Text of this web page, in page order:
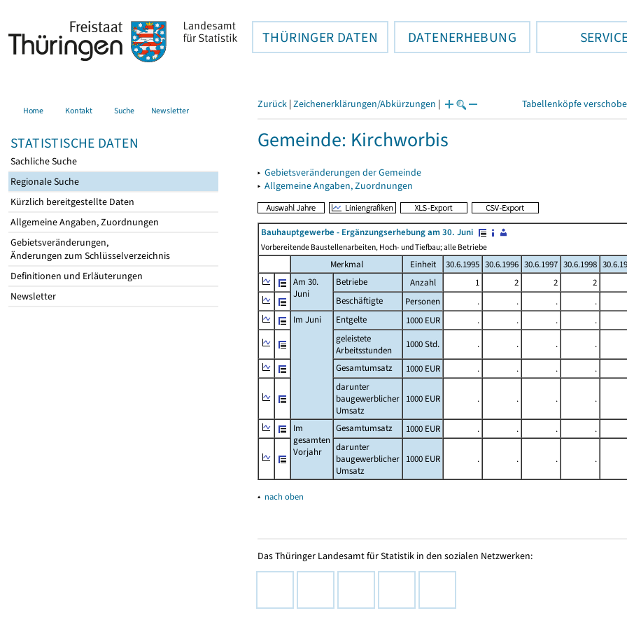
THÜRINGER DATEN DATENERHEBUNG
Home Kontakt Suche Newsletter
STATISTISCHE DATEN
Sachliche Suche
Regionale Suche
Kürzlich bereitgestellte Daten
Allgemeine Angaben, Zuordnungen
Gebietsveränderungen,
Änderungen zum Schlüsselverzeichnis
Definitionen und Erläuterungen
Newsletter
Zurück | Zeichenerklärungen/Abkürzungen | Tabellenköpfe
Gemeinde: Kirchworbis
▸ Gebietsveränderungen der Gemeinde
▸ Allgemeine Angaben, Zuordnungen
Bauhauptgewerbe - Ergänzungserhebung am 30. Juni
Vorbereitende Baustellenarbeiten, Hoch- und Tiefbau; alle Betriebe
Merkmal Einheit 30.6.1995 30.6.1996 30.6.1997 30.6.1998
Am 30.
Juni
Betriebe Anzahl 1 2 2 2
Beschäftigte
Personen . . . .
Im Juni
Entgelte 1000 EUR . . . .
geleistete
Arbeitsstunden
1000 Std. . . . .
Gesamtumsatz
1000 EUR . . . .
darunter
baugewerblicher
Umsatz
1000 EUR . . . .
Im
gesamten
Vorjahr
Gesamtumsatz 1000 EUR . . . .
darunter
baugewerblicher
Umsatz
1000 EUR . . . .
▴ nach oben
Das Thüringer Landesamt für Statistik in den sozialen Netzwerken: